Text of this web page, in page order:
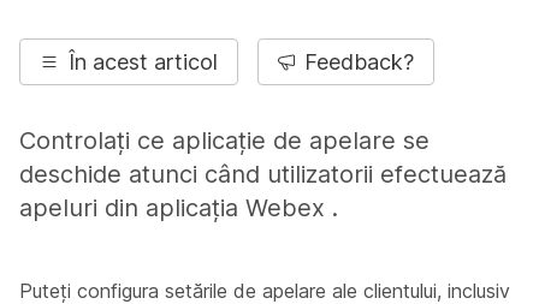
În acest articol Feedback?
Controlați ce aplicație de apelare se
deschide atunci când utilizatorii efectuează
apeluri din aplicația Webex .
Puteți configura setările de apelare ale clientului, inclusiv